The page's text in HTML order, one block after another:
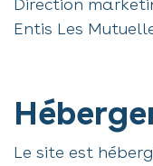
Direction
Entis Les
Le site est